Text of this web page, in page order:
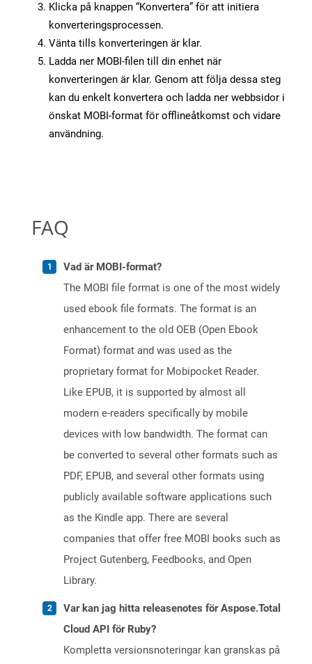
Klicka på knappen “Konvertera” för att initiera
konverteringsprocessen.
Vänta tills konverteringen är klar.
Ladda ner MOBI-filen till din enhet när
konverteringen är klar. Genom att följa dessa steg
kan du enkelt konvertera och ladda ner webbsidor i
önskat MOBI-format för offlineåtkomst och vidare
användning.
FAQ
Vad är MOBI-format?
The MOBI file format is one of the most widely
used ebook file formats. The format is an
enhancement to the old OEB (Open Ebook
Format) format and was used as the
proprietary format for Mobipocket Reader.
Like EPUB, it is supported by almost all
modern e-readers specifically by mobile
devices with low bandwidth. The format can
be converted to several other formats such as
PDF, EPUB, and several other formats using
publicly available software applications such
as the Kindle app. There are several
companies that offer free MOBI books such as
Project Gutenberg, Feedbooks, and Open
Library.
Var kan jag hitta releasenotes för Aspose.Total
Cloud API för Ruby?
Kompletta versionsnoteringar kan granskas på